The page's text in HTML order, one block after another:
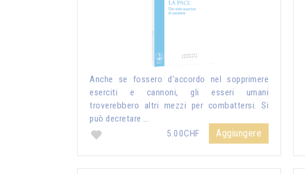
Anche se fossero d'accordo nel sopprimere
eserciti e cannoni, gli esseri umani
troverebbero altri mezzi per combattersi. Si
può decretare …
5.00CHF
Aggiungere